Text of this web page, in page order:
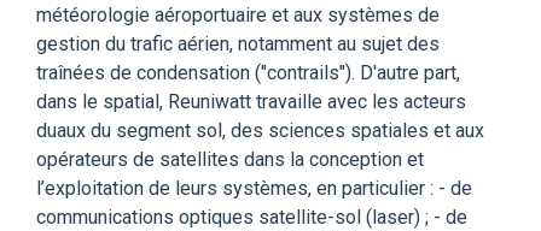
météorologie aéroportuaire et aux systèmes de
gestion du trafic aérien, notamment au sujet des
traînées de condensation ("contrails"). D'autre part,
dans le spatial, Reuniwatt travaille avec les acteurs
duaux du segment sol, des sciences spatiales et aux
opérateurs de satellites dans la conception et
l’exploitation de leurs systèmes, en particulier : - de
communications optiques satellite-sol (laser) ; - de